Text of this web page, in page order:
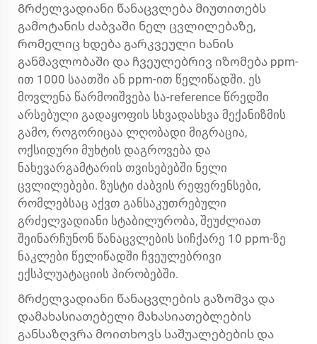
Გრძელვადიანი წანაცვლება მიუთითებს
გამოტანის ძაბვაში ნელ ცვლილებაზე,
რომელიც ხდება გარკვეული ხანის
განმავლობაში და ჩვეულებრივ იზომება ppm-
ით 1000 საათში ან ppm-ით წელიწადში. ეს
მოვლენა წარმოიშვება სა-reference წრედში
არსებული გადაყოფის სხვადასხვა მექანიზმის
გამო, როგორიცაა ლღობადი მიგრაცია,
ოქსიდური მუხტის დაგროვება და
ნახევარგამტარის თვისებებში ნელი
ცვლილებები. ზუსტი ძაბვის რეფერენსები,
რომლებსაც აქვთ განსაკუთრებული
გრძელვადიანი სტაბილურობა, შეუძლიათ
შეინარჩუნონ წანაცვლების სიჩქარე 10 ppm-ზე
ნაკლები წელიწადში ჩვეულებრივი
ექსპლუატაციის პირობებში.
Გრძელვადიანი წანაცვლების გაზომვა და
დამახასიათებელი მახასიათებლების
განსაზღვრა მოითხოვს საშუალებების და